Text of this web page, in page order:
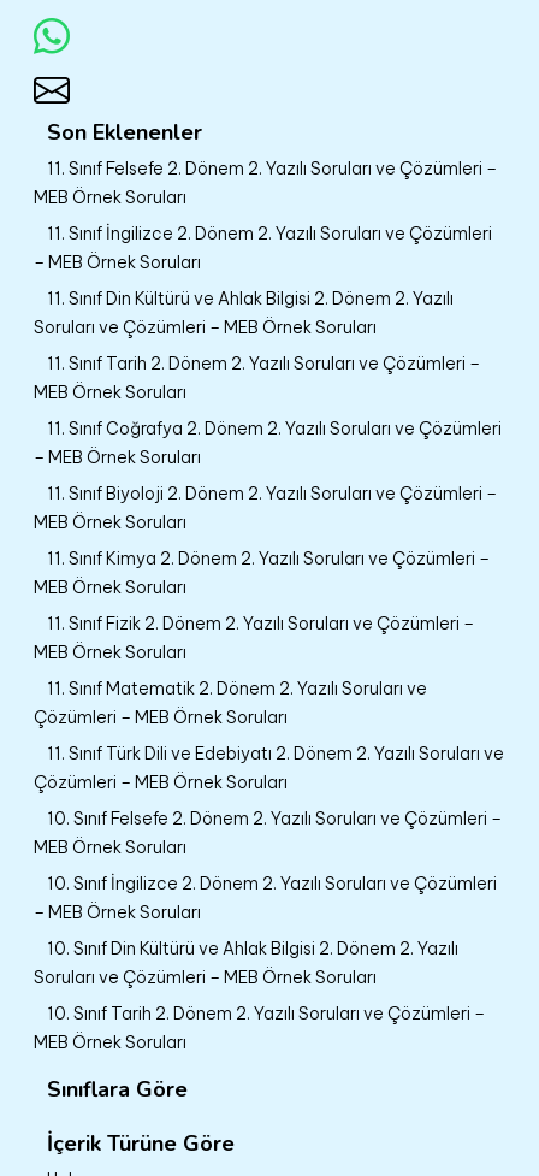
Son Eklenenler
11. Sınıf Felsefe 2. Dönem 2. Yazılı Soruları ve Çözümleri –
MEB Örnek Soruları
11. Sınıf İngilizce 2. Dönem 2. Yazılı Soruları ve Çözümleri
– MEB Örnek Soruları
11. Sınıf Din Kültürü ve Ahlak Bilgisi 2. Dönem 2. Yazılı
Soruları ve Çözümleri – MEB Örnek Soruları
11. Sınıf Tarih 2. Dönem 2. Yazılı Soruları ve Çözümleri –
MEB Örnek Soruları
11. Sınıf Coğrafya 2. Dönem 2. Yazılı Soruları ve Çözümleri
– MEB Örnek Soruları
11. Sınıf Biyoloji 2. Dönem 2. Yazılı Soruları ve Çözümleri –
MEB Örnek Soruları
11. Sınıf Kimya 2. Dönem 2. Yazılı Soruları ve Çözümleri –
MEB Örnek Soruları
11. Sınıf Fizik 2. Dönem 2. Yazılı Soruları ve Çözümleri –
MEB Örnek Soruları
11. Sınıf Matematik 2. Dönem 2. Yazılı Soruları ve
Çözümleri – MEB Örnek Soruları
11. Sınıf Türk Dili ve Edebiyatı 2. Dönem 2. Yazılı Soruları ve
Çözümleri – MEB Örnek Soruları
10. Sınıf Felsefe 2. Dönem 2. Yazılı Soruları ve Çözümleri –
MEB Örnek Soruları
10. Sınıf İngilizce 2. Dönem 2. Yazılı Soruları ve Çözümleri
– MEB Örnek Soruları
10. Sınıf Din Kültürü ve Ahlak Bilgisi 2. Dönem 2. Yazılı
Soruları ve Çözümleri – MEB Örnek Soruları
10. Sınıf Tarih 2. Dönem 2. Yazılı Soruları ve Çözümleri –
MEB Örnek Soruları
Sınıflara Göre
İçerik Türüne Göre